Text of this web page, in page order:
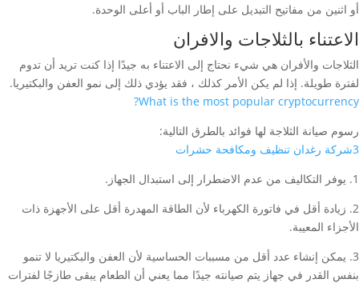
أو اثنين من مفاتيح التبديل على إطار الباب أو أعلى الوحدة.
الاعتناء بالثلاجات والافران
الثلاجات والأفران هي شيء نحتاج إلى الاعتناء به جيدًا إذا كنت تريد أن تدوم
لفترة طويلة. إذا لم يكن الأمر كذلك ، فقد يؤدي ذلك إلى نمو العفن والبكتيريا.
What is the most popular cryptocurrency?
رسوم صيانة الثلاجة لها فوائد بالطرق التالية:
3شركة رغدان تنظيف ومكافحة حشرات
1. يوفر التكاليف من عدم الاضطرار إلى استبدال الجهاز.
2. زيادة أقل في فاتورة الكهرباء لأن الطاقة المهدرة أقل على الأجهزة ذات
الأجزاء المعيبة.
3. يمكن إنشاء عدد أقل من مسببات الحساسية لأن العفن والبكتيريا لا تنمو
بنفس القدر في جهاز يتم صيانته جيدًا مما يعني أن الطعام يبقى طازجًا لفترات